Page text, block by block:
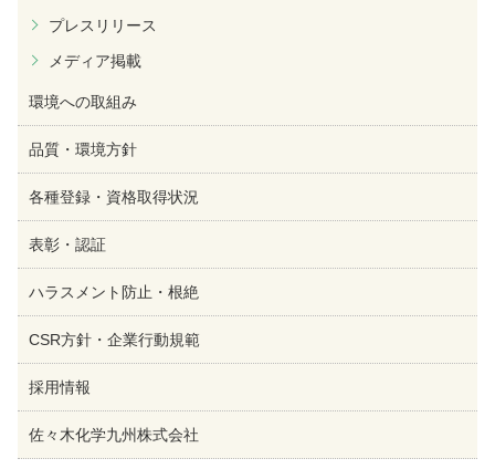
プレスリリース
メディア掲載
環境への取組み
品質・環境方針
各種登録・資格取得状況
表彰・認証
ハラスメント防止・根絶
CSR方針・企業行動規範
採用情報
佐々木化学九州株式会社